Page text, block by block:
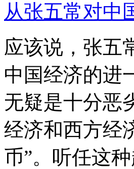
从张五常对中
应该说，张五
中国经济的进
无疑是十分恶
经济和西方经
币”。听任这